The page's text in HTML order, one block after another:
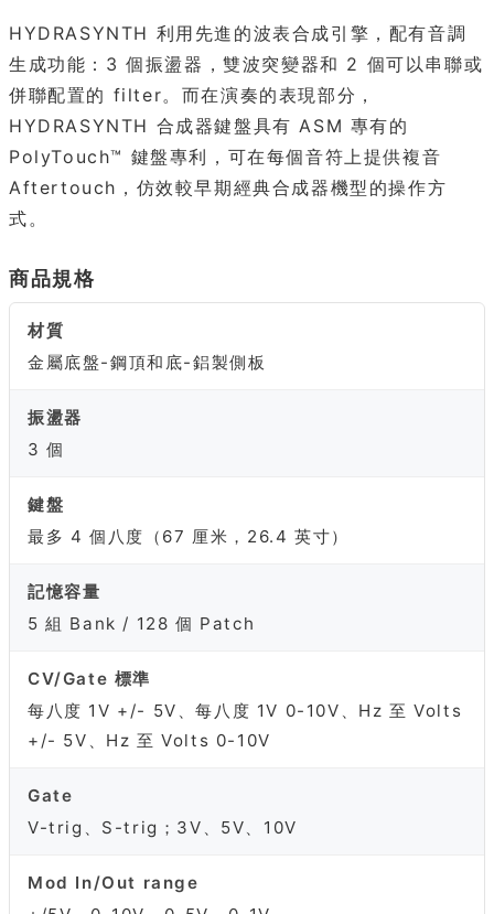
HYDRASYNTH 利用先進的波表合成引擎，配有音調
生成功能：3 個振盪器，雙波突變器和 2 個可以串聯或
併聯配置的 filter。而在演奏的表現部分，
HYDRASYNTH 合成器鍵盤具有 ASM 專有的
PolyTouch™ 鍵盤專利，可在每個音符上提供複音
Aftertouch，仿效較早期經典合成器機型的操作方
式。
商品規格
材質
金屬底盤-鋼頂和底-鋁製側板
振盪器
3 個
鍵盤
最多 4 個八度（67 厘米，26.4 英寸）
記憶容量
5 組 Bank / 128 個 Patch
CV/Gate 標準
每八度 1V +/- 5V、每八度 1V 0-10V、Hz 至 Volts
+/- 5V、Hz 至 Volts 0-10V
Gate
V-trig、S-trig；3V、5V、10V
Mod In/Out range